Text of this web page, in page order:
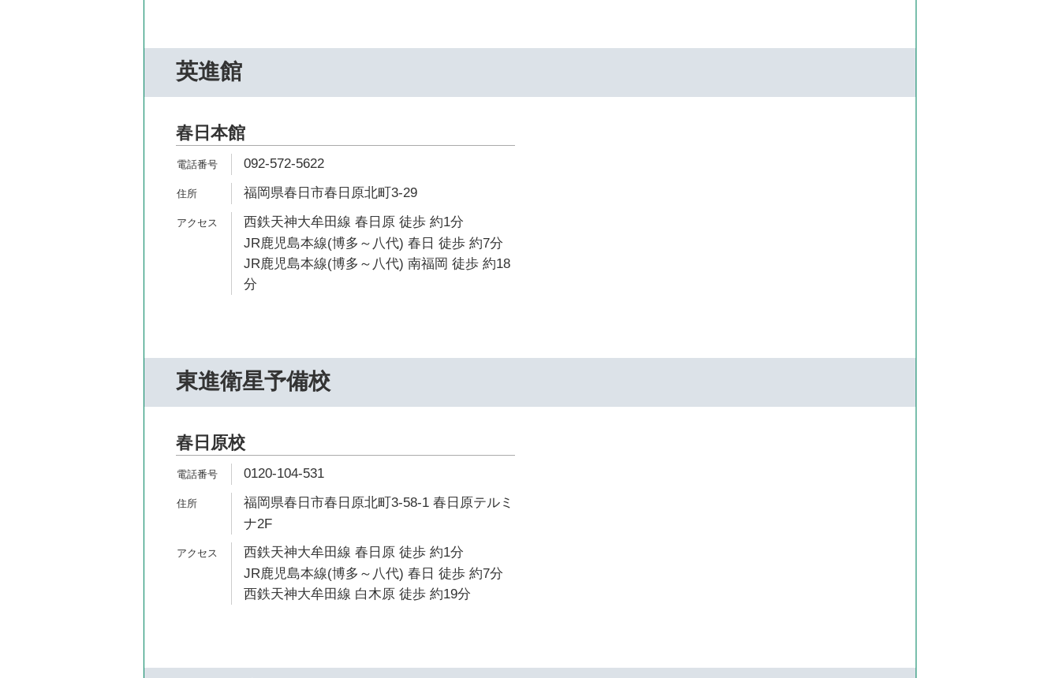
英進館
春日本館
092-572-5622
福岡県春日市春日原北町3-29
西鉄天神大牟田線 春日原 徒歩 約1分
JR鹿児島本線(博多～八代) 春日 徒歩 約7分
JR鹿児島本線(博多～八代) 南福岡 徒歩 約18
分
東進衛星予備校
春日原校
0120-104-531
福岡県春日市春日原北町3-58-1 春日原テルミ
ナ2F
西鉄天神大牟田線 春日原 徒歩 約1分
JR鹿児島本線(博多～八代) 春日 徒歩 約7分
西鉄天神大牟田線 白木原 徒歩 約19分